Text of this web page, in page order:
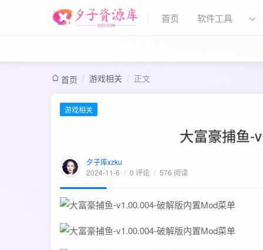
首页 软件工具
首页 / 游戏相关 / 正文
游戏相关
大富豪捕鱼-
夕子库xzku
2024-11-6 / 0 评论 / 576 阅读